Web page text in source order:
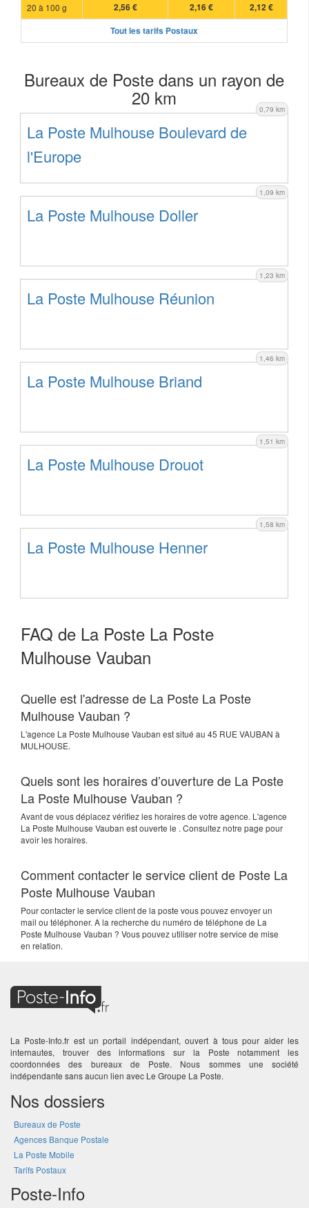
20 à 100 g
2,56 € 2,16 €
2,12 €
Tout les tarifs Postaux
Bureaux de Poste dans un rayon de
20 km 0,79 km
La Poste Mulhouse Boulevard de
l'Europe
1,09 km
La Poste Mulhouse Doller
1,23 km
La Poste Mulhouse Réunion
1,46 km
La Poste Mulhouse Briand
1,51 km
La Poste Mulhouse Drouot
1,58 km
La Poste Mulhouse Henner
FAQ de La Poste La Poste
Mulhouse Vauban
Quelle est l'adresse de La Poste La Poste
Mulhouse Vauban ?
L'agence La Poste Mulhouse Vauban est situé au 45 RUE VAUBAN à
MULHOUSE.
Quels sont les horaires d’ouverture de La Poste
La Poste Mulhouse Vauban ?
Avant de vous déplacez vérifiez les horaires de votre agence. L'agence
La Poste Mulhouse Vauban est ouverte le . Consultez notre page pour
avoir les horaires.
Comment contacter le service client de Poste La
Poste Mulhouse Vauban
Pour contacter le service client de la poste vous pouvez envoyer un
mail ou téléphoner. A la recherche du numéro de téléphone de La
Poste Mulhouse Vauban ? Vous pouvez utiliser notre service de mise
en relation.
La Poste-Info.fr est un portail indépendant, ouvert à tous pour aider les
internautes, trouver des informations sur la Poste notamment les
coordonnées des bureaux de Poste. Nous sommes une société
indépendante sans aucun lien avec Le Groupe La Poste.
Nos dossiers
Bureaux de Poste
Agences Banque Postale
La Poste Mobile
Tarifs Postaux
Poste-Info